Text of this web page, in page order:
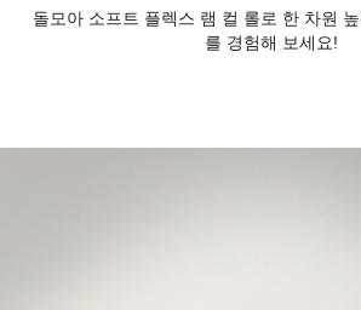
돌모아 소프트 플렉스 램 컬 롤로 한 차원
를 경험해 보세요!